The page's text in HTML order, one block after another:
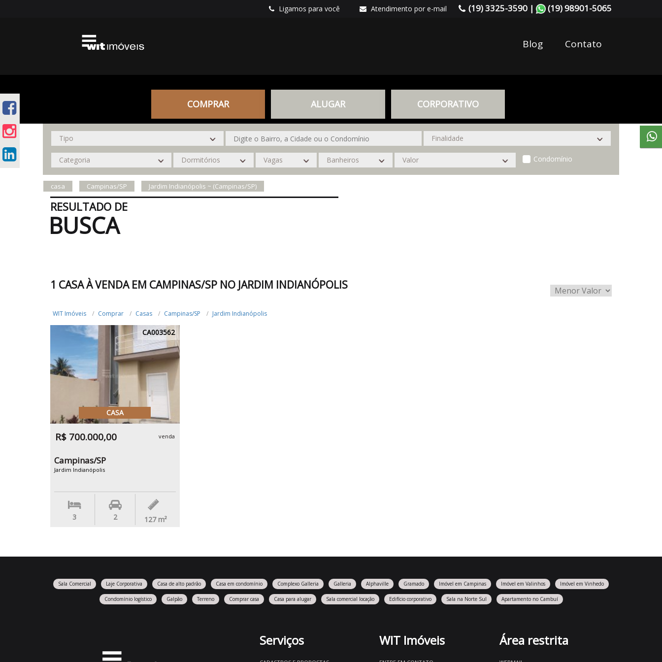
Ligamos para você Atendimento por e-mail (19) 3325-3590 | (19) 98901-5065
Blog Contato
COMPRAR ALUGAR CORPORATIVO
Condomínio
casa Campinas/SP Jardim Indianópolis ~ (Campinas/SP)
RESULTADO DE
BUSCA
1 CASA À VENDA EM CAMPINAS/SP NO JARDIM INDIANÓPOLIS
WIT Imóveis Comprar Casas Campinas/SP Jardim Indianópolis
CA003562
CASA
R$ 700.000,00 venda
Campinas/SP
Jardim Indianópolis
3 2 127 m²
Sala Comercial Laje Corporativa Casa de alto padrão Casa em condomínio Complexo Galleria Galleria Alphaville Gramado Imóvel em Campinas Imóvel em Valinhos Imóvel em Vinhedo
Condomínio logístico Galpão Terreno Comprar casa Casa para alugar Sala comercial locação Edifício corporativo Sala na Norte Sul Apartamento no Cambuí
Serviços WIT Imóveis Área restrita